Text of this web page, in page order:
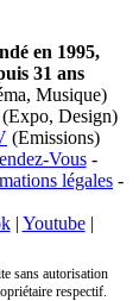
en 1995,
31 ans
Musique)
(Expo, Design)
(Emissions)
Vous-
légales -
| Youtube|
sans autorisation
respectif.